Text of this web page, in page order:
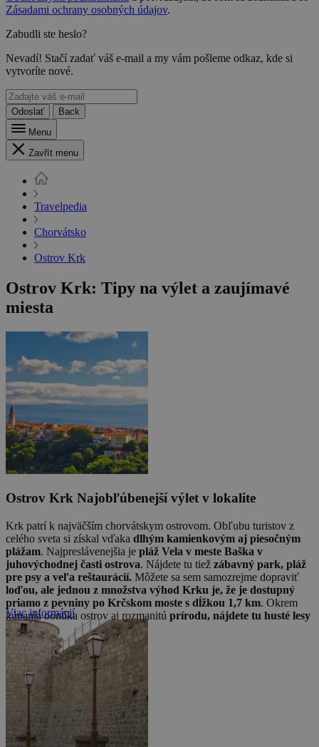
Zásadami ochrany osobných údajov.
Zabudli ste heslo?
Nevadí! Stačí zadať váš e-mail a my vám pošleme odkaz, kde si
vytvoríte nové.
Odoslať
Back
Menu
Zavřít menu
Travelpedia
Chorvátsko
Ostrov Krk
Ostrov Krk: Tipy na výlet a zaujímavé
miesta
Ostrov Krk Najobľúbenejší výlet v lokalite
Krk patrí k najväčším chorvátskym ostrovom. Obľubu turistov z
celého sveta si získal vďaka dlhým kamienkovým aj piesočným
plážam. Najpreslávenejšia je pláž Vela v meste Baška v
juhovýchodnej časti ostrova. Nájdete tu tiež zábavný park, pláž
pre psy a veľa reštaurácií. Môžete sa sem samozrejme dopraviť
loďou, ale jednou z množstva výhod Krku je, že je dostupný
priamo z pevniny po Krčskom moste s dĺžkou 1,7 km. Okrem
kúpania ponúka ostrov aj rozmanitú prírodu, nájdete tu husté lesy
aj krasové jaskyne.
Viac informácií